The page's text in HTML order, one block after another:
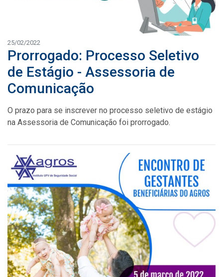
25/02/2022
Prorrogado: Processo Seletivo
de Estágio - Assessoria de
Comunicação
O prazo para se inscrever no processo seletivo de estágio
na Assessoria de Comunicação foi prorrogado.